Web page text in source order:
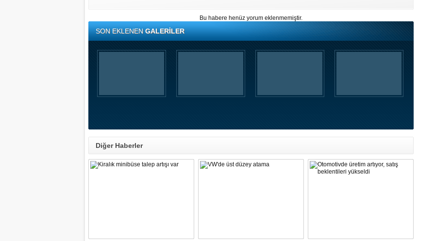
Bu habere henüz yorum eklenmemiştir.
SON EKLENENGALERİLER
Diğer Haberler